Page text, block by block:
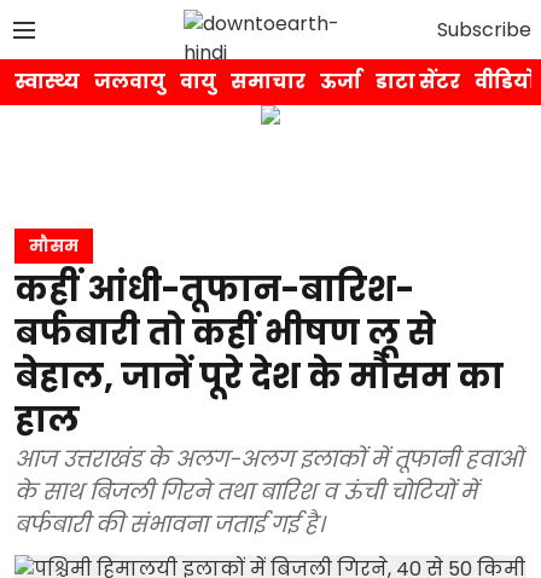
Subscribe
स्वास्थ्य जलवायु वायु समाचार ऊर्जा डाटा सेंटर वीडियो
मौसम
कहीं आंधी-तूफान-बारिश-
बर्फबारी तो कहीं भीषण लू से
बेहाल, जानें पूरे देश के मौसम का
हाल
आज उत्तराखंड के अलग-अलग इलाकों में तूफानी हवाओं
के साथ बिजली गिरने तथा बारिश व ऊंची चोटियों में
बर्फबारी की संभावना जताई गई है।